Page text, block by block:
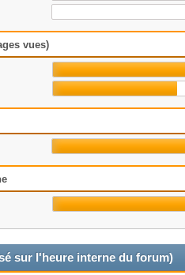
vues)
sur l'heure interne du forum)